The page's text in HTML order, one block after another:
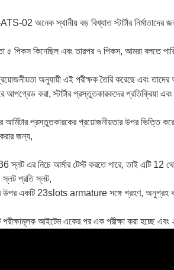
02 অনেক স্থানীয় বড় বিখ্যাত স্টার্টার নির্মাতাদের
পিকস কিনেছিল এবং তারপর ৭ পিকস, আমরা বলতে পারি
প্রয়োজনীয়তা অনুযায়ী এই পরীক্ষক তৈরি করেছে এবং
আপগ্রেড করা, স্টার্টার প্রস্তুতকারকদের প্রতিক্রিয়া
আর্মিটার প্রস্তুতকারকের প্রয়োজনীয়তার উপর ভিত্তি
করার জন্য,
এর নিচে আর্মার টেস্ট করতে পারে, তাই এটি 12
স্লট প্রতি স্লট,
উপর একটি 23slots armature সঙ্গে গ্রহণ, অনুগ্রহ
পরীক্ষামূলক আইটেম একের পর এক পরীক্ষা করা হচ্ছে এবং